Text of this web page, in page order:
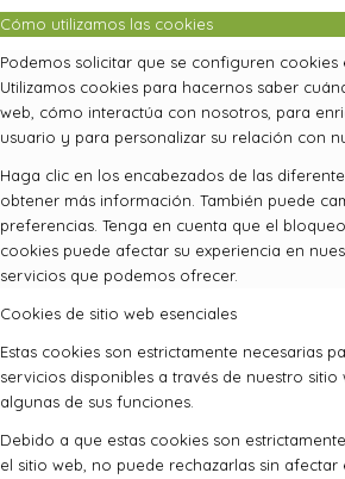
Cómo utilizamos las cookies
Podemos solicitar que se configuren cookies
Utilizamos cookies para hacernos saber
web, cómo interactúa con nosotros, para
usuario y para personalizar su relación con
Haga clic en los encabezados de las
obtener más información. También puede
preferencias. Tenga en cuenta que el
cookies puede afectar su experiencia en
servicios que podemos ofrecer.
Cookies de sitio web esenciales
Estas cookies son estrictamente necesarias
servicios disponibles a través de nuestro
algunas de sus funciones.
Debido a que estas cookies son
el sitio web, no puede rechazarlas sin